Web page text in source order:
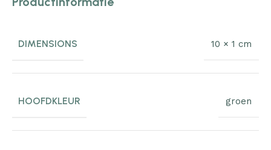
DIMENSIONS 10 × 1 cm
HOOFDKLEUR groen